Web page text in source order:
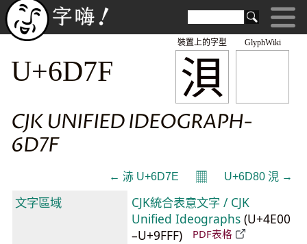
GlyphWiki
浿
裝置上的字型
U+6D7F
CJK UNIFIED IDEOGRAPH-
6D7F
← 浾 U+6D7E 𝄜 U+6D80 涀 →
文字區域
CJK統合表意文字 / CJK
Unified Ideographs (U+4E00
–U+9FFF)
PDF表格